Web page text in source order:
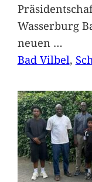
Wasserburg
neuen …
Bad Vilbel,